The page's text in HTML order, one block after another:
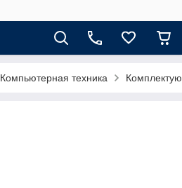
Компьютерная техника